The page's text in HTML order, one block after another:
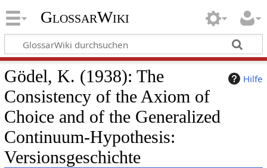
GlossarWiki
Hilfe
Gödel, K. (1938): The
Consistency of the Axiom of
Choice and of the Generalized
Continuum-Hypothesis:
Versionsgeschichte